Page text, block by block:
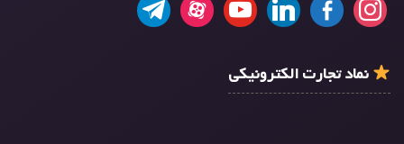
نماد تجارت الکترونیکی